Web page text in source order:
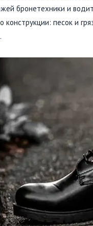
бронетехники и
конструкции: песок и